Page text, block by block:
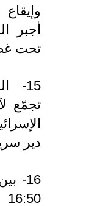
أجبر
تحت
تجمّع
دير